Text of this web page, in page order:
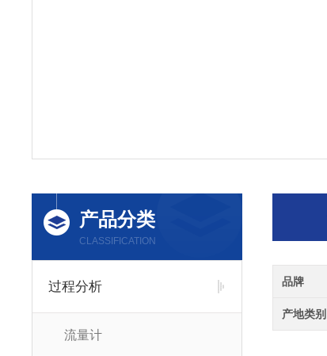
产品分类
CLASSIFICATION
过程分析
流量计
品牌
产地类别